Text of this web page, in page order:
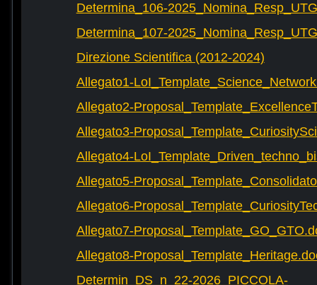
Determina_106-
Determina_107-
Direzione Scientifica (2012-2024)
Allegato1-
Allegato2-
Allegato3-
Allegato4-
Allegato5-
Allegato6-
Allegato7-
Allegato8-
Determin_DS_n_22-2026_PICCOLA-